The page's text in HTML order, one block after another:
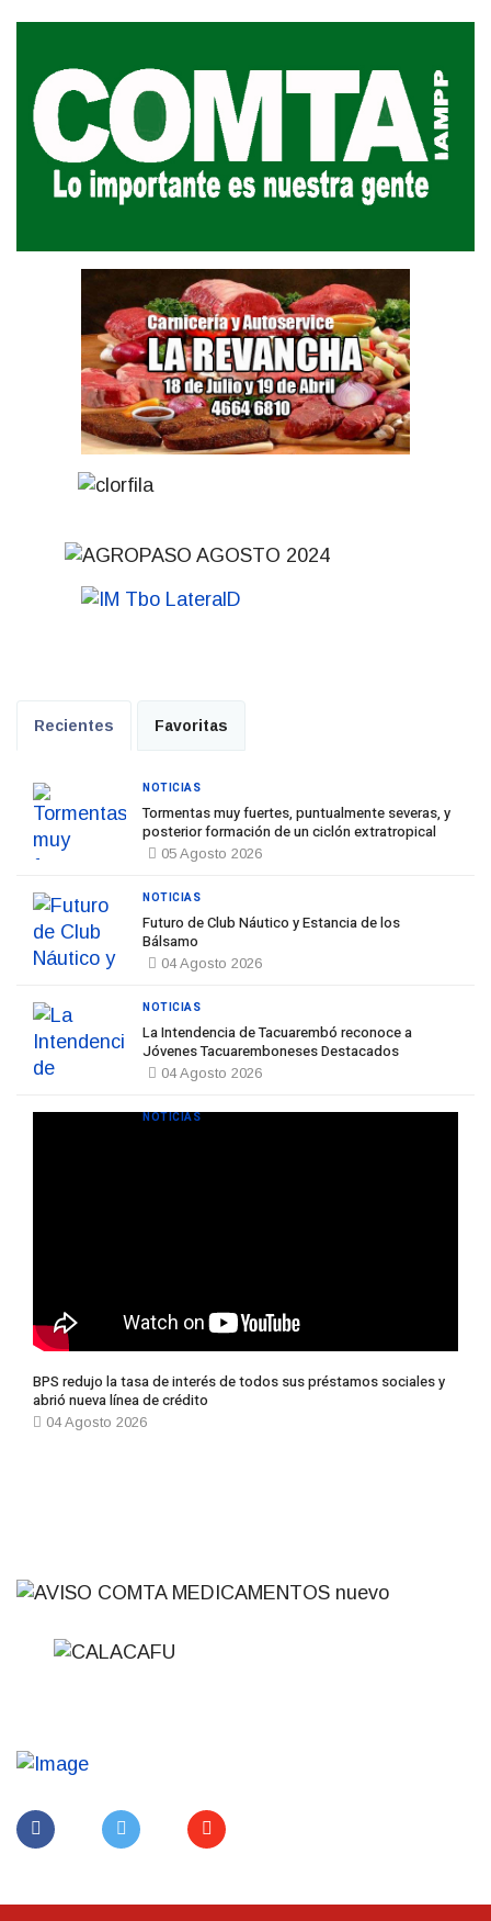
Recientes Favoritas
Tormentas muy fuertes, puntualmente severas, y
posterior formación de un ciclón extratropical
05 Agosto 2026
NOTICIAS
Futuro de Club Náutico y Estancia de los
Bálsamo
04 Agosto 2026
NOTICIAS
La Intendencia de Tacuarembó reconoce a
Jóvenes Tacuaremboneses Destacados
04 Agosto 2026
NOTICIAS
BPS redujo la tasa de interés de todos sus préstamos sociales y
abrió nueva línea de crédito
04 Agosto 2026
NOTICIAS